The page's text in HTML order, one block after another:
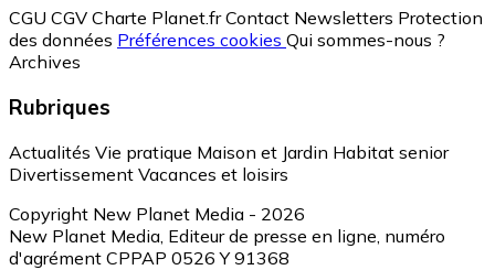
CGU CGV Charte Planet.fr Contact Newsletters Protection
des données Préférences cookies Qui sommes-nous ?
Archives
Rubriques
Actualités Vie pratique Maison et Jardin Habitat senior
Divertissement Vacances et loisirs
Copyright New Planet Media - 2026
New Planet Media, Editeur de presse en ligne, numéro
d'agrément CPPAP 0526 Y 91368